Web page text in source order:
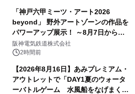
「神戸六甲ミーツ・アート2026
beyond」 野外アートゾーンの作品を
パワーアップ展示！ ～8月7日からは
直前割パスポートを販売～
阪神電気鉄道株式会社
2時間前
【2026年8月16日】あみプレミアム・
アウトレットで「DAY1夏のウォータ
ーバトルゲーム 水風船をなげまくろ